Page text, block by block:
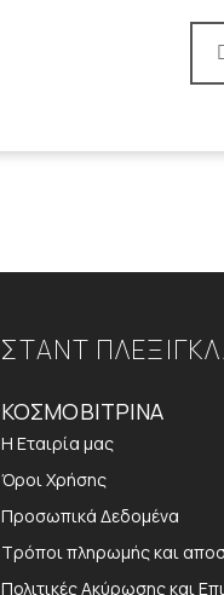
ΣΤΑΝΤ
ΚΟΣΜΟΒΙΤΡΙΝΑ
Η Εταιρία μας
Όροι Χρήσης
Προσωπικά Δεδομένα
Τρόποι πληρωμής και
Πολιτικές Ακύρωσης και